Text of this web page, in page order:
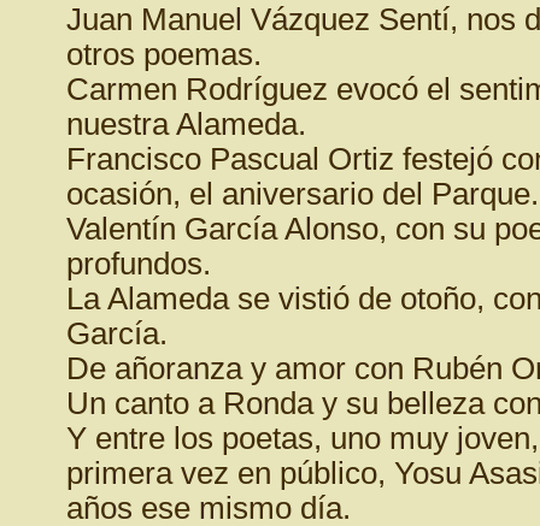
Juan Manuel Vázquez Sentí, nos
otros poemas.
Carmen Rodríguez evocó el
nuestra Alameda.
Francisco Pascual Ortiz festejó
ocasión, el aniversario del Parque.
Valentín García Alonso, con su
profundos.
La Alameda se vistió de otoño,
García.
De añoranza y amor con Rubén
Un canto a Ronda y su belleza
Y entre los poetas, uno muy
primera vez en público, Yosu
años ese mismo día.